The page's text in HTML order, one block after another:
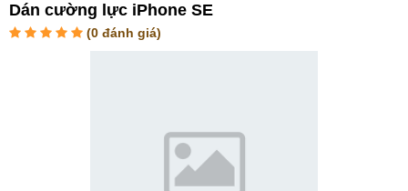
Dán cường lực iPhone SE
(0 đánh giá)